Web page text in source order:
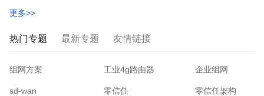
更多>>
热门专题 最新专题 友情链接
组网方案 工业4g路由器 企业组网
sd-wan 零信任 零信任架构